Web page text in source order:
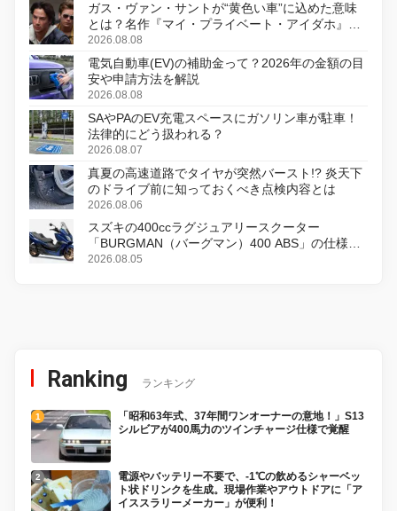
ガス・ヴァン・サントが“黄色い車”に込めた意味
とは？名作『マイ・プライベート・アイダホ』が
初のデジタルリマスター版で復活
2026.08.08
電気自動車(EV)の補助金って？2026年の金額の目
安や申請方法を解説
2026.08.08
SAやPAのEV充電スペースにガソリン車が駐車！
法律的にどう扱われる？
2026.08.07
真夏の高速道路でタイヤが突然バースト!? 炎天下
のドライブ前に知っておくべき点検内容とは
2026.08.06
スズキの400ccラグジュアリースクーター
「BURGMAN（バーグマン）400 ABS」の仕様を
変更し、8月18日に発売
2026.08.05
Ranking ランキング
「昭和63年式、37年間ワンオーナーの意地！」S13
シルビアが400馬力のツインチャージ仕様で覚醒
電源やバッテリー不要で、-1℃の飲めるシャーベッ
ト状ドリンクを生成。現場作業やアウトドアに「ア
イススラリーメーカー」が便利！